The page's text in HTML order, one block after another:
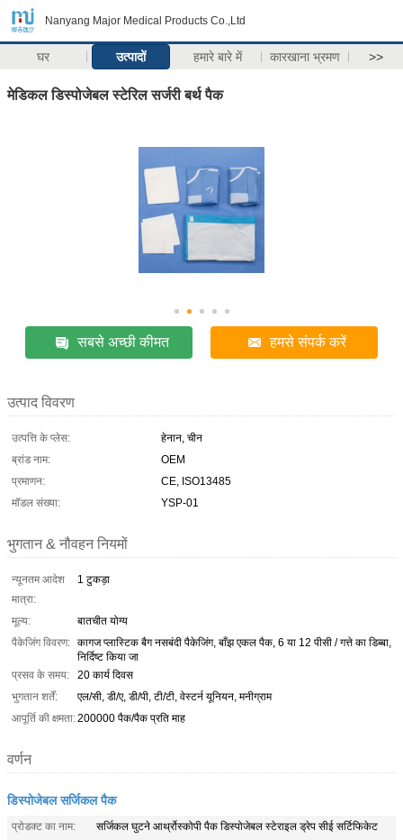
Nanyang Major Medical Products Co.,Ltd
घर उत्पादों हमारे बारे में कारखाना भ्रमण >>
मेडिकल डिस्पोजेबल स्टेरिल सर्जरी बर्थ पैक
सबसे अच्छी कीमत हमसे संपर्क करें
उत्पाद विवरण
उत्पत्ति के प्लेस:
हेनान, चीन
ब्रांड नाम:
OEM
प्रमाणन:
CE, ISO13485
मॉडल संख्या:
YSP-01
भुगतान & नौवहन नियमों
न्यूनतम आदेश
मात्रा:
1 टुकड़ा
मूल्य:
बातचीत योग्य
पैकेजिंग विवरण: कागज प्लास्टिक बैग नसबंदी पैकेजिंग, बाँझ एकल पैक, 6 या 12 पीसी / गत्ते का डिब्बा,
निर्दिष्ट किया जा
प्रसव के समय:
20 कार्य दिवस
भुगतान शर्तें:
एल/सी, डी/ए, डी/पी, टी/टी, वेस्टर्न यूनियन, मनीग्राम
आपूर्ति की क्षमता:200000 पैक/पैक प्रति माह
वर्णन
डिस्पोजेबल सर्जिकल पैक
प्रोडक्ट का नाम:
सर्जिकल घुटने आर्थ्रोस्कोपी पैक डिस्पोजेबल स्टेराइल ड्रेप सीई सर्टिफिकेट